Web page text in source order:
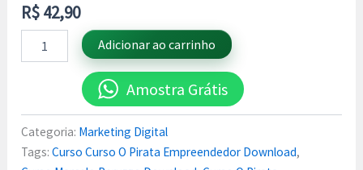
R$42,90
Adicionar ao carrinho
Amostra Grátis
Categoria: Marketing Digital
Tags:Curso Curso O Pirata Empreendedor Download,